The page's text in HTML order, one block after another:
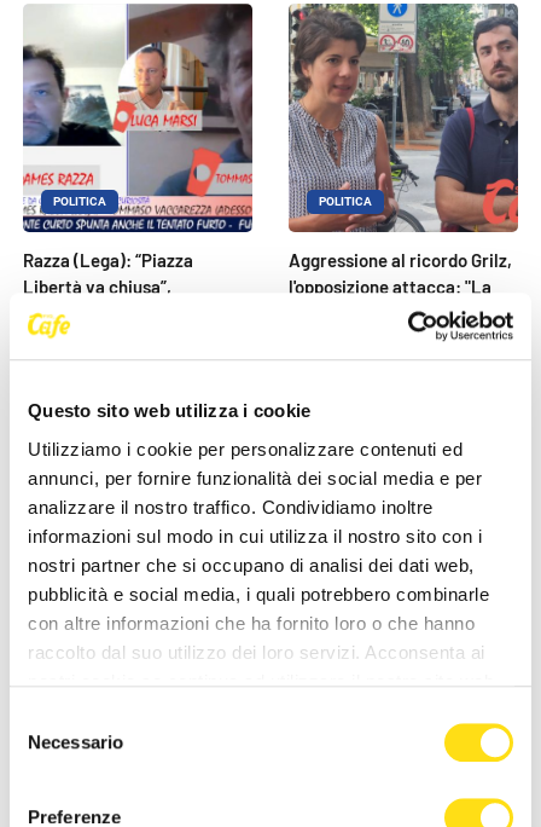
Questo sito web utilizza i cookie
Utilizziamo i cookie per personalizzare contenuti ed
annunci, per fornire funzionalità dei social media e per
analizzare il nostro traffico. Condividiamo inoltre
informazioni sul modo in cui utilizza il nostro sito con i
nostri partner che si occupano di analisi dei dati web,
pubblicità e social media, i quali potrebbero combinarle
con altre informazioni che ha fornito loro o che hanno
raccolto dal suo utilizzo dei loro servizi. Acconsenta ai
delNecessario
Preferenze
POLITICA
Razza (Lega): “Piazza
Libertà va chiusa”,
Vaccarezza (Adesso
Trieste): [...]
POLITICA
Aggressione al ricordo Grilz,
l'opposizione attacca: "La
maggioranza scappa dal [...]
POLITICA
evento dedicato alla [...]
POLITICA
Dipiazza: “Memoria storica